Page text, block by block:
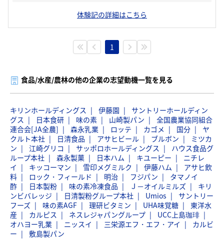
体験記の詳細はこちら
1
食品/水産/農林の他の企業の志望動機一覧を見る
キリンホールディングス 伊藤園
サントリーホールディン
グス
日本食研 味の素 山崎製パン
全国農業協同組合
連合会[JA全農]
森永乳業 ロッテ カゴメ 国分
ヤ
クルト本社
日清食品 アサヒビール ブルボン
ミツカ
ン
江崎グリコ サッポロホールディングス
ハウス食品グ
ループ本社
森永製菓 日本ハム キユーピー
ニチレ
イ
キッコーマン 雪印メグミルク 伊藤ハム
アサヒ飲
料
ロック・フィールド 明治 フジパン
タマノイ
酢
日本製粉 味の素冷凍食品 Ｊ－オイルミルズ
キリ
ンビバレッジ
日清製粉グループ本社 Umios
サントリー
フーズ
味の素AGF 理研ビタミン UHA味覚糖
東洋水
産
カルピス ネスレジャパングループ
UCC上島珈琲
オハヨー乳業
ニッスイ 三栄源エフ・エフ・アイ
カルビ
ー
敷島製パン